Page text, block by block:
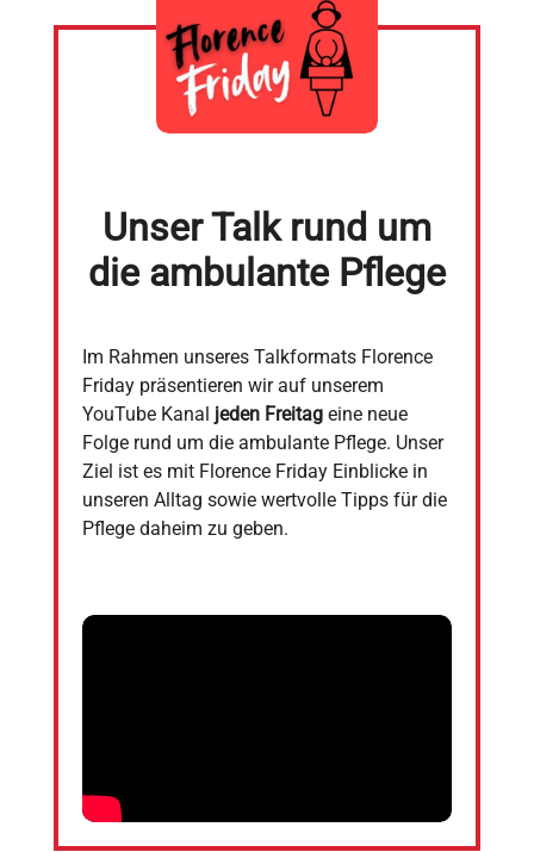
Unser Talk rund um
die ambulante Pflege
Im Rahmen unseres Talkformats Florence
Friday präsentieren wir auf unserem
YouTube Kanal jeden Freitageine neue
Folge rund um die ambulante Pflege. Unser
Ziel ist es mit Florence Friday Einblicke in
unseren Alltag sowie wertvolle Tipps für die
Pflege daheim zu geben.